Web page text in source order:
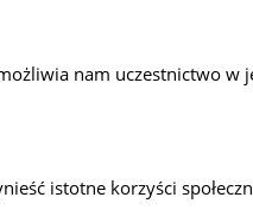
nam uczestnictwo
istotne korzyści